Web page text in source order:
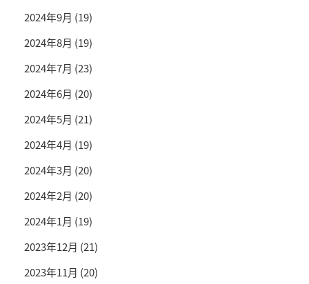
2024年9月 (19)
2024年8月 (19)
2024年7月 (23)
2024年6月 (20)
2024年5月 (21)
2024年4月 (19)
2024年3月 (20)
2024年2月 (20)
2024年1月 (19)
2023年12月 (21)
2023年11月 (20)